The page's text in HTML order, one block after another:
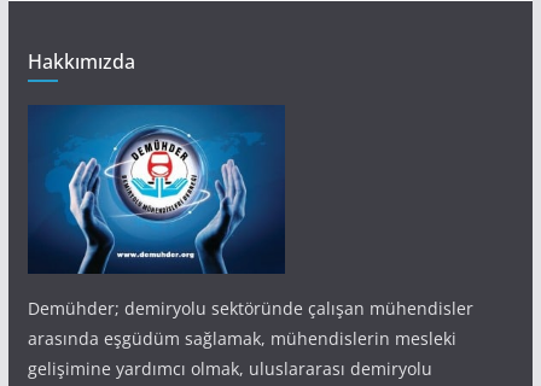
Hakkımızda
Demühder; demiryolu sektöründe çalışan mühendisler
arasında eşgüdüm sağlamak, mühendislerin mesleki
gelişimine yardımcı olmak, uluslararası demiryolu